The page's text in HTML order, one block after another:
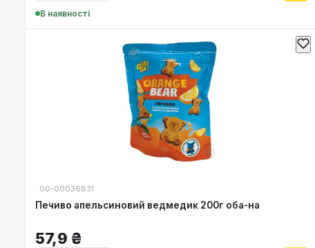
В наявності
00-00036831
Печиво апельсиновий ведмедик 200г оба-на
57,9 ₴